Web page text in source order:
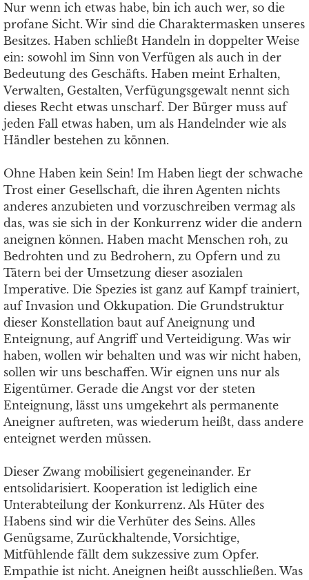
Nur wenn ich etwas habe, bin ich auch wer, so die
profane Sicht. Wir sind die Charaktermasken unseres
Besitzes. Haben schließt Handeln in doppelter Weise
ein: sowohl im Sinn von Verfügen als auch in der
Bedeutung des Geschäfts. Haben meint Erhalten,
Verwalten, Gestalten, Verfügungsgewalt nennt sich
dieses Recht etwas unscharf. Der Bürger muss auf
jeden Fall etwas haben, um als Handelnder wie als
Händler bestehen zu können.
Ohne Haben kein Sein! Im Haben liegt der schwache
Trost einer Gesellschaft, die ihren Agenten nichts
anderes anzubieten und vorzuschreiben vermag als
das, was sie sich in der Konkurrenz wider die andern
aneignen können. Haben macht Menschen roh, zu
Bedrohten und zu Bedrohern, zu Opfern und zu
Tätern bei der Umsetzung dieser asozialen
Imperative. Die Spezies ist ganz auf Kampf trainiert,
auf Invasion und Okkupation. Die Grundstruktur
dieser Konstellation baut auf Aneignung und
Enteignung, auf Angriff und Verteidigung. Was wir
haben, wollen wir behalten und was wir nicht haben,
sollen wir uns beschaffen. Wir eignen uns nur als
Eigentümer. Gerade die Angst vor der steten
Enteignung, lässt uns umgekehrt als permanente
Aneigner auftreten, was wiederum heißt, dass andere
enteignet werden müssen.
Dieser Zwang mobilisiert gegeneinander. Er
entsolidarisiert. Kooperation ist lediglich eine
Unterabteilung der Konkurrenz. Als Hüter des
Habens sind wir die Verhüter des Seins. Alles
Genügsame, Zurückhaltende, Vorsichtige,
Mitfühlende fällt dem sukzessive zum Opfer.
Empathie ist nicht. Aneignen heißt ausschließen. Was